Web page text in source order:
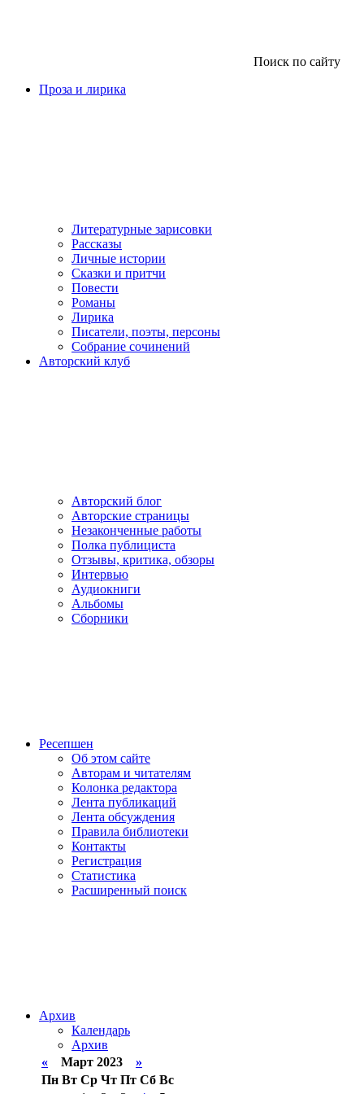
Поиск по сайту
Проза и лирика
Литературные зарисовки
Рассказы
Личные истории
Сказки и притчи
Повести
Романы
Лирика
Писатели, поэты, персоны
Собрание сочинений
Авторский клуб
Авторский блог
Авторские страницы
Незаконченные работы
Полка публициста
Отзывы, критика, обзоры
Интервью
Аудиокниги
Альбомы
Сборники
Ресепшен
Об этом сайте
Авторам и читателям
Колонка редактора
Лента публикаций
Лента обсуждения
Правила библиотеки
Контакты
Регистрация
Статистика
Расширенный поиск
Архив
Календарь
Архив
« Март 2023 »
Пн Вт Ср Чт Пт Сб Вс